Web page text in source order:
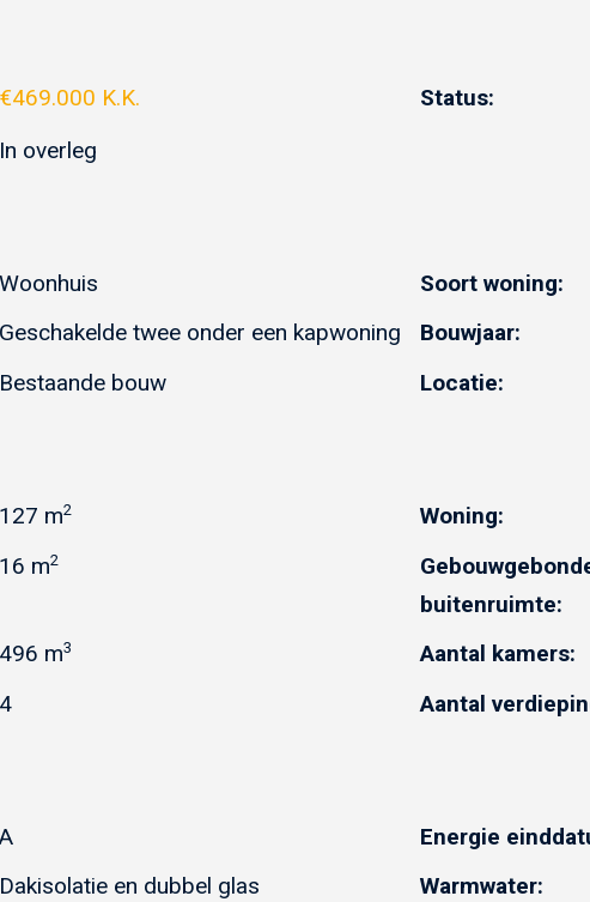
€469.000 K.K. Status:
In overleg
Woonhuis Soort woning:
Geschakelde twee onder een kapwoning Bouwjaar:
Bestaande bouw Locatie:
127 m2 Woning:
16 m2
buitenruimte:
496 m3 Aantal kamers:
4 Aantal
A Energie
Dakisolatie en dubbel glas Warmwater: